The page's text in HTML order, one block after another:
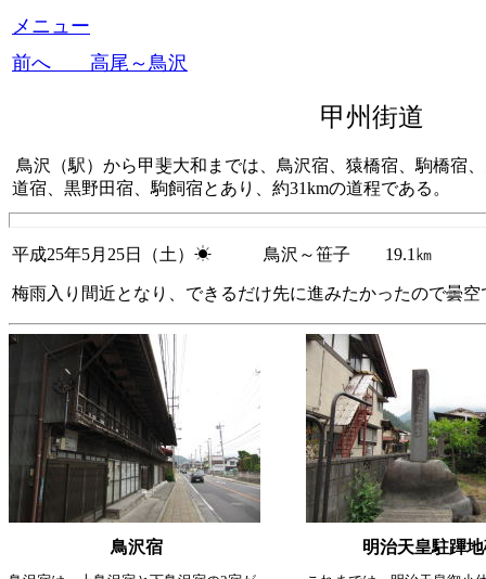
メニュー
前へ 高尾～鳥沢
甲州街道
鳥沢（駅）から甲斐大和までは、鳥沢宿、猿橋宿、駒橋宿
道宿、黒野田宿、駒飼宿とあり、約31kmの道程である。
平成25年5月25日（土）☀ 鳥沢～笹子 19.1㎞
梅雨入り間近となり、できるだけ先に進みたかったので曇
鳥沢宿 明治天皇駐蹕